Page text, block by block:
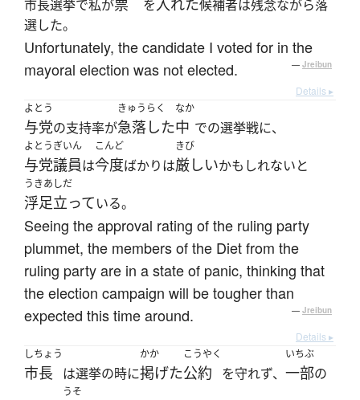
市長選挙で私が票 を入れた候補者は残念ながら落
選した。
Unfortunately, the candidate I voted for in the
mayoral election was not elected.
— Jreibun
Details ▸
よとう
与党の支持率が
きゅうらく
急落した
なか
中 での選挙戦に、
よとうぎいん
与党議員は
こんど
今度ばかりは
きび
厳しいかもしれないと
うきあしだ
浮足立っている。
Seeing the approval rating of the ruling party
plummet, the members of the Diet from the
ruling party are in a state of panic, thinking that
the election campaign will be tougher than
expected this time around.
— Jreibun
Details ▸
しちょう
市長 は選挙の時に
かか
掲げた
こうやく
公約 を守れず、
いちぶ
一部の
うそ